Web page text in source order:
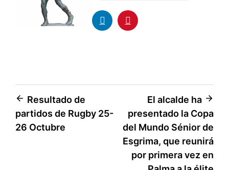
Resultado de
partidos de Rugby 25-
26 Octubre
El alcalde ha
presentado la Copa
del Mundo Sénior de
Esgrima, que reunirá
por primera vez en